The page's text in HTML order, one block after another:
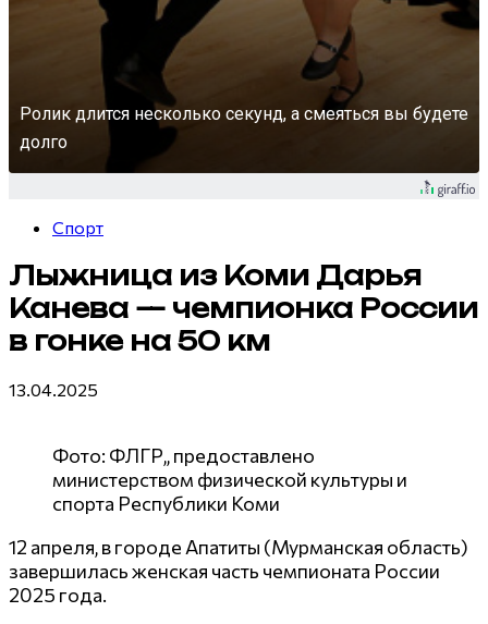
Ролик длится несколько секунд, а смеяться вы будете
долго
Спорт
Лыжница из Коми Дарья
Канева — чемпионка России
в гонке на 50 км
13.04.2025
Фото: ФЛГР,, предоставлено
министерством физической культуры и
спорта Республики Коми
12 апреля, в городе Апатиты (Мурманская область)
завершилась женская часть чемпионата России
2025 года.